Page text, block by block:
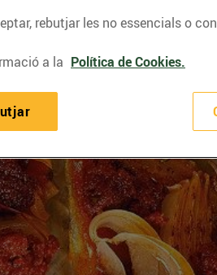
rebutjar les no essencials o
a la Política de Cookies.